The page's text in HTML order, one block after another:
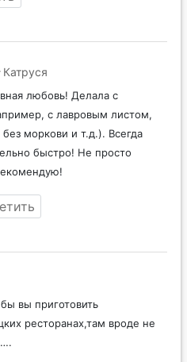
Катруся
любовь! Делала с
с лавровым листом,
моркови и т.д.). Всегда
быстро! Не просто
вы приготовить
ресторанах,там вроде не